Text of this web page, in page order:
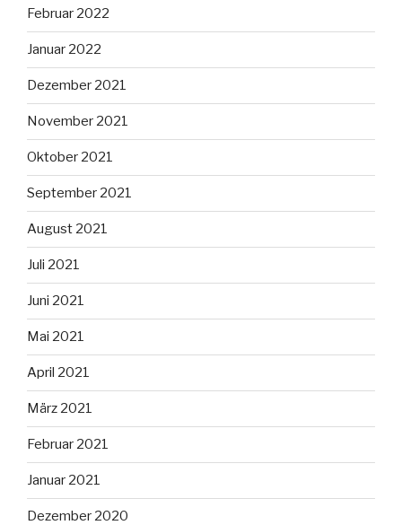
Februar 2022
Januar 2022
Dezember 2021
November 2021
Oktober 2021
September 2021
August 2021
Juli 2021
Juni 2021
Mai 2021
April 2021
März 2021
Februar 2021
Januar 2021
Dezember 2020